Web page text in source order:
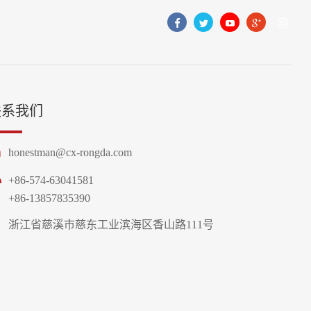
我们
honestman@cx-rongda.com
+86-574-63041581
+86-13857835390
浙江省慈溪市慈东工业滨海区香山路111号